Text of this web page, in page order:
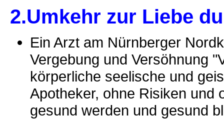
2.Umkehr zur Liebe
Ein Arzt am Nürnberger
Vergebung und Versöhnung
körperliche seelische und
Apotheker, ohne Risiken und
gesund werden und gesund